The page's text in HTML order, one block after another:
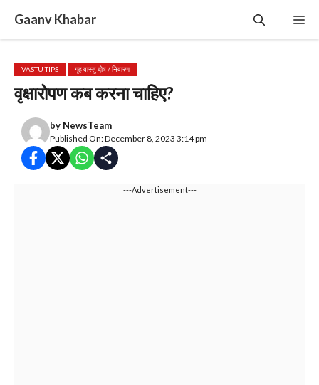
content
Gaanv Khabar
VASTU TIPS गृह वास्तु दोष / निवारण
वृक्षारोपण कब करना चाहिए?
by NewsTeam
Published On: December 8, 2023 3:14 pm
---Advertisement---